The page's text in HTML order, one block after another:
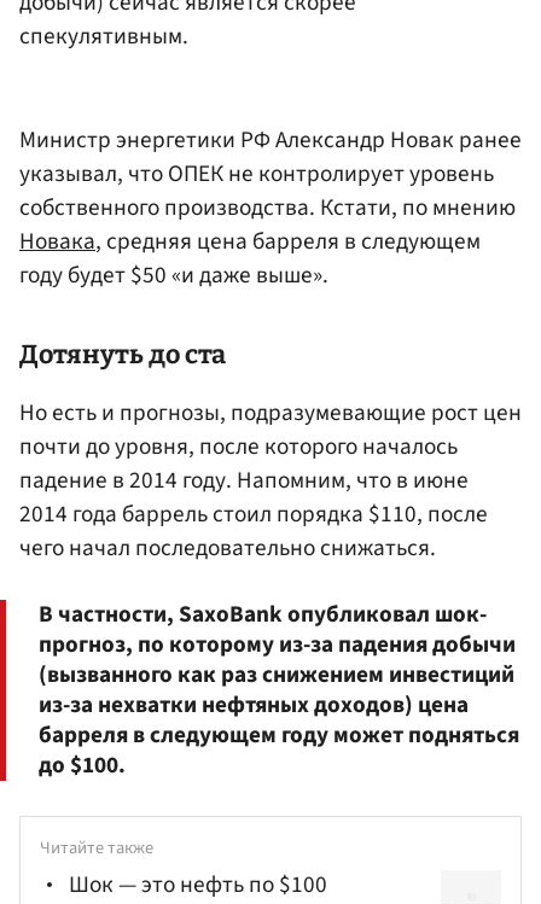
спекулятивным.
Министр энергетики РФ Александр Новак ранее
указывал, что ОПЕК не контролирует уровень
собственного производства. Кстати, по мнению
Новака, средняя цена барреля в следующем
году будет $50 «и даже выше».
Дотянуть до ста
Но есть и прогнозы, подразумевающие рост цен
почти до уровня, после которого началось
падение в 2014 году. Напомним, что в июне
2014 года баррель стоил порядка $110, после
чего начал последовательно снижаться.
В частности, SaxoBank опубликовал шок-
прогноз, по которому из-за падения добычи
(вызванного как раз снижением инвестиций
из-за нехватки нефтяных доходов) цена
барреля в следующем году может подняться
до $100.
Читайте также
Шок — это нефть по $100